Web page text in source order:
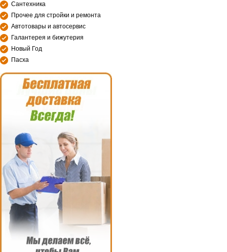
Сантехника
Прочее для стройки и ремонта
Автотовары и автосервис
Галантерея и бижутерия
Новый Год
Пасха